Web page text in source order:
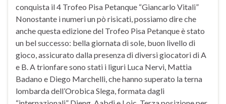
conquista il 4 Trofeo Pisa Petanque “Giancarlo Vitali”
Nonostante i numeri un pò risicati, possiamo dire che
anche questa edizione del Trofeo Pisa Petanque è stato
un bel successo: bella giornata di sole, buon livello di
gioco, assicurato dalla presenza di diversi giocatori di A
e B. A trionfare sono stati i liguri Luca Nervi, Mattia
Badano e Diego Marchelli, che hanno superato la terna
lombarda dell’Orobica Slega, formata dagli